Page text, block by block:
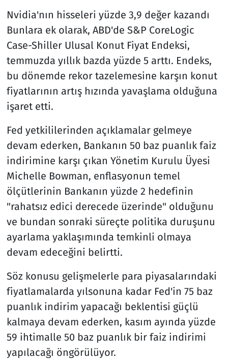
Nvidia'nın hisseleri yüzde 3,9 değer kazandı
Bunlara ek olarak, ABD'de S&P CoreLogic
Case-Shiller Ulusal Konut Fiyat Endeksi,
temmuzda yıllık bazda yüzde 5 arttı. Endeks,
bu dönemde rekor tazelemesine karşın konut
fiyatlarının artış hızında yavaşlama olduğuna
işaret etti.
Fed yetkililerinden açıklamalar gelmeye
devam ederken, Bankanın 50 baz puanlık faiz
indirimine karşı çıkan Yönetim Kurulu Üyesi
Michelle Bowman, enflasyonun temel
ölçütlerinin Bankanın yüzde 2 hedefinin
"rahatsız edici derecede üzerinde" olduğunu
ve bundan sonraki süreçte politika duruşunu
ayarlama yaklaşımında temkinli olmaya
devam edeceğini belirtti.
Söz konusu gelişmelerle para piyasalarındaki
fiyatlamalarda yılsonuna kadar Fed'in 75 baz
puanlık indirim yapacağı beklentisi güçlü
kalmaya devam ederken, kasım ayında yüzde
59 ihtimalle 50 baz puanlık bir faiz indirimi
yapılacağı öngörülüyor.